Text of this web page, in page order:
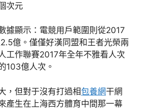
次元
據顯示：電競用戶範圍則從2017
億。僅僅好漢同盟和王者光榮兩
工作聯賽2017年全年不雅看人次
103億人次。
，但對于沒有打過相包養網干網
產生在上海西方體育中間那一幕